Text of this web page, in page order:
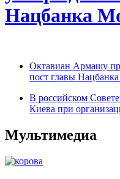
Нацбанка
Октавиан Армашу
пост главы
В российском
Киева при
Мультимедиа